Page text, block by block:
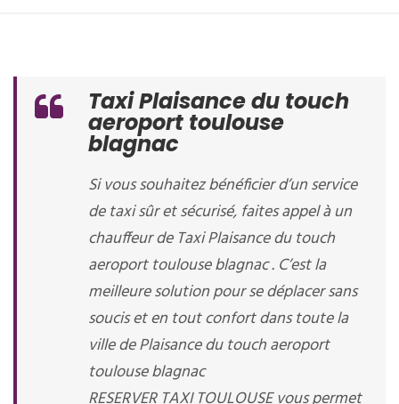
Taxi Plaisance du touch
aeroport toulouse
blagnac
Si vous souhaitez bénéficier d’un service
de taxi sûr et sécurisé, faites appel à un
chauffeur de Taxi Plaisance du touch
aeroport toulouse blagnac . C’est la
meilleure solution pour se déplacer sans
soucis et en tout confort dans toute la
ville de Plaisance du touch aeroport
toulouse blagnac